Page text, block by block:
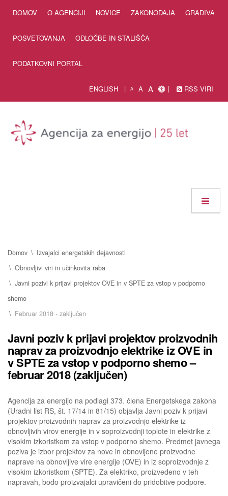
DOMOV O AGENCIJI NOVICE ZAKONODAJA GRADIVA
POSVETOVANJA ODLOČBE IN STALIŠČA
PODATKOVNI PORTAL
ENGLISH A A A RSS VIRI
Domov
Izvajalci energetskih dejavnosti
Obnovljivi viri in učinkovita raba
Javni pozivi k prijavi projektov OVE in v SPTE za vstop v podporno
shemo
Februar 2018 - zaključen
Javni poziv k prijavi projektov proizvodnih
naprav za proizvodnjo elektrike iz OVE in
v SPTE za vstop v podporno shemo –
februar 2018 (zaključen)
Agencija za energijo na podlagi 373. člena Energetskega zakona
(Uradni list RS, št. 17/14 in 81/15) objavlja Javni poziv k prijavi
projektov proizvodnih naprav za proizvodnjo elektrike iz
obnovljivih virov energije in v soproizvodnji toplote in elektrike z
visokim izkoristkom za vstop v podporno shemo. Predmet javnega
poziva je izbor projektov za nove in obnovljene proizvodne
naprave na obnovljive vire energije (OVE) in iz soproizvodnje z
visokim izkoristkom (SPTE). Za elektriko, proizvedeno v teh
napravah, bodo proizvajalci upravičeni do pridobitve podpore.